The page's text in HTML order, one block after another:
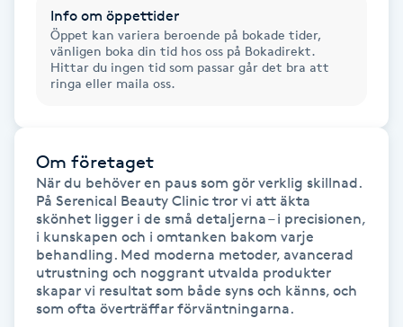
Olaplexbehandling
Ombre brows
Ombre naglar
Optiker
Ortobionomi
Info om öppettider
Öppet kan variera beroende på bokade tider,
vänligen boka din tid hos oss på Bokadirekt.
Hittar du ingen tid som passar går det bra att
ringa eller maila oss.
Om företaget
När du behöver en paus som gör verklig skillnad.
På Serenical Beauty Clinic tror vi att äkta
skönhet ligger i de små detaljerna – i precisionen,
i kunskapen och i omtanken bakom varje
behandling. Med moderna metoder, avancerad
utrustning och noggrant utvalda produkter
skapar vi resultat som både syns och känns, och
som ofta överträffar förväntningarna.